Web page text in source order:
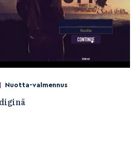
Nuotta-valmennus